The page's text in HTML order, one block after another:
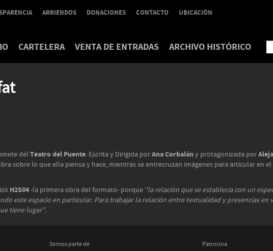
ARRIENDOS DONACIONES CONTACTO UBICACIÓN
CARTELERA VENTA DE ENTRADAS ARCHIVO HISTÓRICO
del Teatro del Puente. Escrita y Dirigida porAna Corbalán y protagonizada por
sobre lo que ella piensa y hace, mientras se entrecruzan imágenes para articular en
H2S04-la primera obra del formato- porque “la relación que se establecía con un
este espacio en particular. Para trabajar la relación entre textualidad y presencias
tiene lugar”.
Somos parte de Patrocina